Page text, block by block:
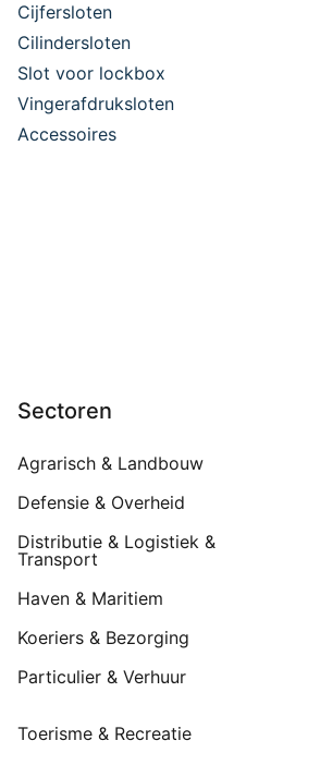
Cijfersloten
Cilindersloten
Slot voor lockbox
Vingerafdruksloten
Accessoires
Sectoren
Agrarisch & Landbouw
Defensie & Overheid
Distributie & Logistiek &
Transport
Haven & Maritiem
Koeriers & Bezorging
Particulier & Verhuur
Toerisme & Recreatie